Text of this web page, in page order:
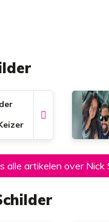
alle artikelen over Nick